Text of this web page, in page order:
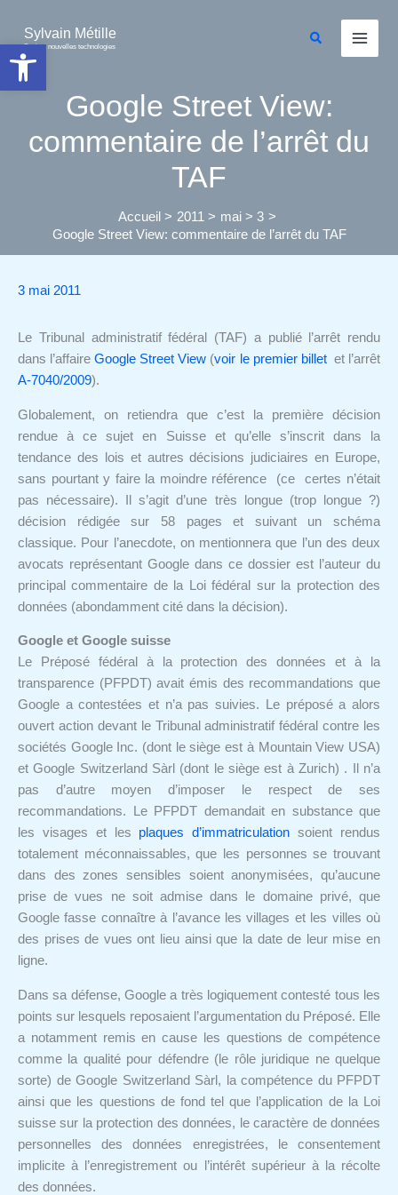
Ouvrir la barre d’outils
contenu
Sylvain Métille
Droit et nouvelles technologies
Rechercher
Google Street View:
commentaire de l’arrêt du
TAF
Accueil 2011 mai
3
Google Street View: commentaire de l’arrêt du TAF
3 mai 2011
Le Tribunal administratif fédéral (TAF) a publié l’arrêt rendu
dans l’affaireGoogle Street View (voir le premier billetet l’arrêt
A-7040/2009).
Globalement, on retiendra que c’est la première décision
rendue à ce sujet en Suisse et qu’elle s’inscrit dans la
tendance des lois et autres décisions judiciaires en Europe,
sans pourtant y faire la moindre référence (ce certes n’était
pas nécessaire). Il s’agit d’une très longue (trop longue ?)
décision rédigée sur 58 pages et suivant un schéma
classique. Pour l’anecdote, on mentionnera que l’un des deux
avocats représentant Google dans ce dossier est l’auteur du
principal commentaire de la Loi fédéral sur la protection des
données (abondamment cité dans la décision).
Google et Google suisse
Le Préposé fédéral à la protection des données et à la
transparence (PFPDT) avait émis des recommandations que
Google a contestées et n’a pas suivies. Le préposé a alors
ouvert action devant le Tribunal administratif fédéral contre les
sociétés Google Inc. (dont le siège est à Mountain View USA)
et Google Switzerland Sàrl (dont le siège est à Zurich) . Il n’a
pas d’autre moyen d’imposer le respect de ses
recommandations. Le PFPDT demandait en substance que
les visages et les plaques d’immatriculation soient rendus
totalement méconnaissables, que les personnes se trouvant
dans des zones sensibles soient anonymisées, qu’aucune
prise de vues ne soit admise dans le domaine privé, que
Google fasse connaître à l’avance les villages et les villes où
des prises de vues ont lieu ainsi que la date de leur mise en
ligne.
Dans sa défense, Google a très logiquement contesté tous les
points sur lesquels reposaient l’argumentation du Préposé. Elle
a notamment remis en cause les questions de compétence
comme la qualité pour défendre (le rôle juridique ne quelque
sorte) de Google Switzerland Sàrl, la compétence du PFPDT
ainsi que les questions de fond tel que l’application de la Loi
suisse sur la protection des données, le caractère de données
personnelles des données enregistrées, le consentement
implicite à l’enregistrement ou l’intérêt supérieur à la récolte
des données.